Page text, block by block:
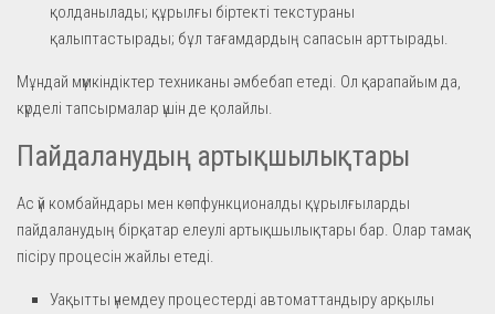
қолданылады; құрылғы біртекті текстураны
қалыптастырады; бұл тағамдардың сапасын арттырады.
Мұндай мүмкіндіктер техниканы әмбебап етеді. Ол қарапайым да,
күрделі тапсырмалар үшін де қолайлы.
Пайдаланудың артықшылықтары
Ас үй комбайндары мен көпфункционалды құрылғыларды
пайдаланудың бірқатар елеулі артықшылықтары бар. Олар тамақ
пісіру процесін жайлы етеді.
Уақытты үнемдеу процестерді автоматтандыру арқылы